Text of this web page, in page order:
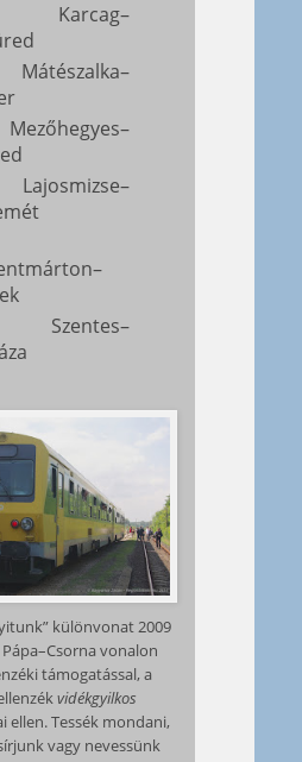
Karcag–
különvonat 2009
vonalon
támogatással, a
vidékgyilkos
ellen. Tessék mondani,
vagy nevessünk